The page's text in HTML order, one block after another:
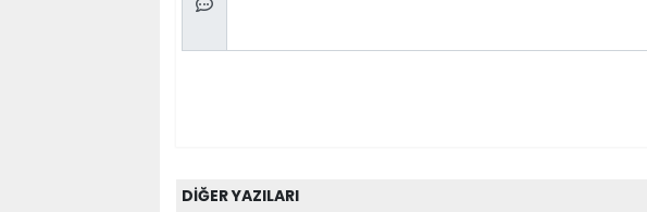
DİĞER YAZILARI